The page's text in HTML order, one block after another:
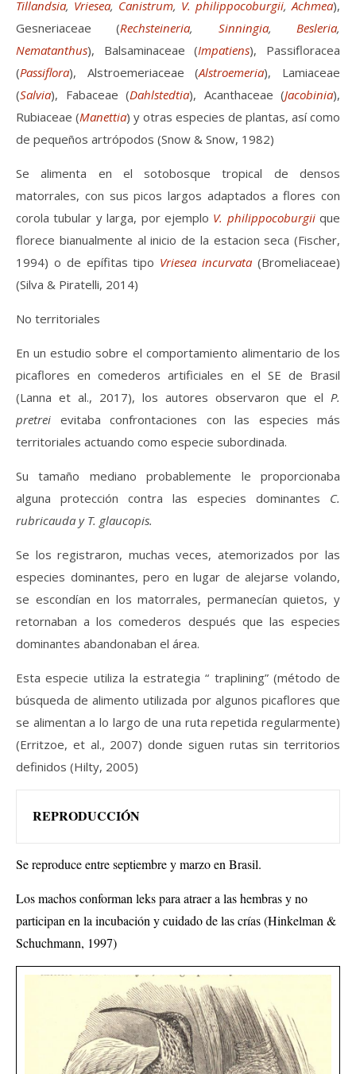
Tillandsia, Vriesea, Canistrum, V. philippocoburgii, Achmea),
Gesneriaceae (Rechsteineria, Sinningia, Besleria,
Nematanthus), Balsaminaceae (Impatiens), Passifloracea
(Passiflora), Alstroemeriaceae (Alstroemeria), Lamiaceae
(Salvia), Fabaceae (Dahlstedtia), Acanthaceae (Jacobinia),
Rubiaceae (Manettia) y otras especies de plantas, así como
de pequeños artrópodos (Snow & Snow, 1982)
Se alimenta en el sotobosque tropical de densos
matorrales, con sus picos largos adaptados a flores con
corola tubular y larga, por ejemplo V. philippocoburgiique
florece bianualmente al inicio de la estacion seca (Fischer,
1994) o de epífitas tipo Vriesea incurvata (Bromeliaceae)
(Silva & Piratelli, 2014)
No territoriales
En un estudio sobre el comportamiento alimentario de los
picaflores en comederos artificiales en el SE de Brasil
(Lanna et al., 2017), los autores observaron que el P.
pretrei evitaba confrontaciones con las especies más
territoriales actuando como especie subordinada.
Su tamaño mediano probablemente le proporcionaba
alguna protección contra las especies dominantes C.
rubricauda y T. glaucopis.
Se los registraron, muchas veces, atemorizados por las
especies dominantes, pero en lugar de alejarse volando,
se escondían en los matorrales, permanecían quietos, y
retornaban a los comederos después que las especies
dominantes abandonaban el área.
Esta especie utiliza la estrategia “ traplining” (método de
búsqueda de alimento utilizada por algunos picaflores que
se alimentan a lo largo de una ruta repetida regularmente)
(Erritzoe, et al., 2007) donde siguen rutas sin territorios
definidos (Hilty, 2005)
REPRODUCCIÓN
Se reproduce entre septiembre y marzo en Brasil.
Los machos conforman leks para atraer a las hembras y no
participan en la incubación y cuidado de las crías (Hinkelman &
Schuchmann, 1997)